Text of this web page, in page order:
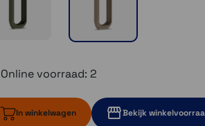
Online voorraad: 2
In winkelwagen Bekijk